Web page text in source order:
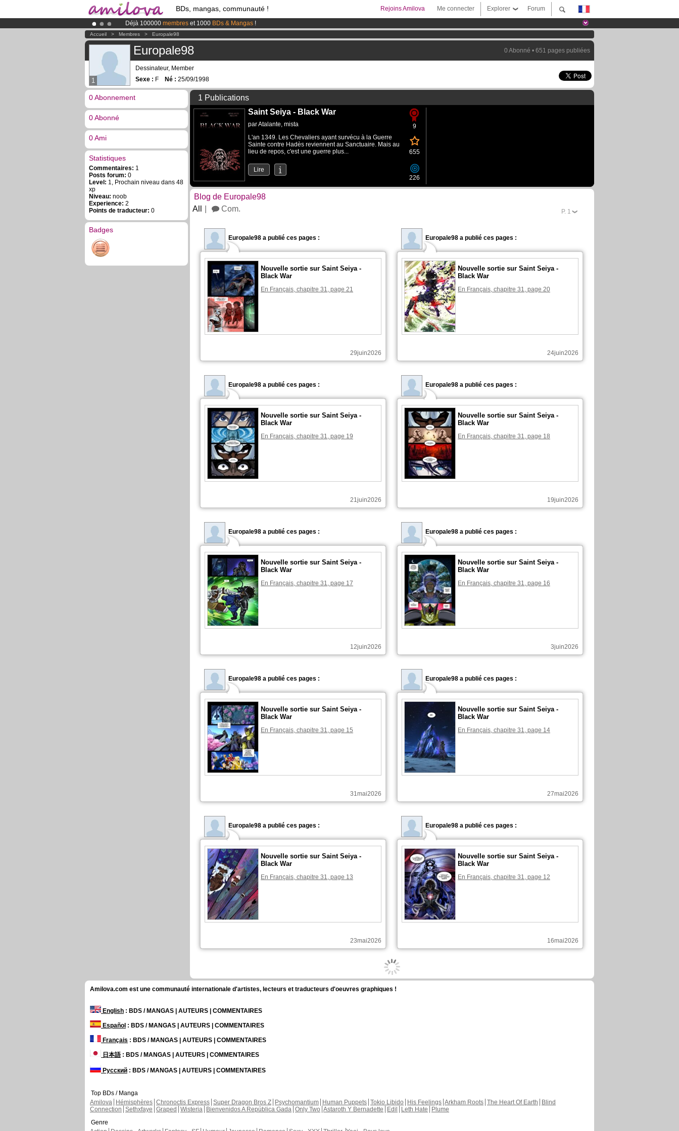
BDs, mangas, communauté ! Forum
Explorer
Me connecter
Rejoins Amilova
Déjà 100000 membres et 1000 BDs & Mangas !
Abonnement premium: à partir de3.95 eurospar mois !Clique ici pour t'abonner
LeKickstarter Amilova est désormais lancé!.
Accueil > Membres > Europale98
0 Abonné • 651 pages publiées
1
Europale98
Dessinateur, Member
Sexe : F Né : 25/09/1998
0 Abonnement
0 Abonné
0 Ami
Statistiques
Commentaires: 1
Posts forum: 0
Level: 1, Prochain niveau dans 48
xp
Niveau: noob
Experience: 2
Points de traducteur: 0
Badges
1 Publications
9
655
226
Saint Seiya - Black War
parAtalante, mista
L'an 1349. Les Chevaliers ayant survécu à la Guerre
Sainte contre Hadès reviennent au Sanctuaire. Mais au
lieu de repos, c'est une guerre plus...
Lire
Blog de Europale98
P. 2
All Com.
Europale98 a publié ces pages :
Nouvelle sortie sur Saint Seiya -
Black War
En Français, chapitre 31, page 21
29juin2026
Europale98 a publié ces pages :
Nouvelle sortie sur Saint Seiya -
Black War
En Français, chapitre 31, page 20
24juin2026
Europale98 a publié ces pages :
Nouvelle sortie sur Saint Seiya -
Black War
En Français, chapitre 31, page 19
21juin2026
Europale98 a publié ces pages :
Nouvelle sortie sur Saint Seiya -
Black War
En Français, chapitre 31, page 18
19juin2026
Europale98 a publié ces pages :
Nouvelle sortie sur Saint Seiya -
Black War
En Français, chapitre 31, page 17
12juin2026
Europale98 a publié ces pages :
Nouvelle sortie sur Saint Seiya -
Black War
En Français, chapitre 31, page 16
3juin2026
Europale98 a publié ces pages :
Nouvelle sortie sur Saint Seiya -
Black War
En Français, chapitre 31, page 15
31mai2026
Europale98 a publié ces pages :
Nouvelle sortie sur Saint Seiya -
Black War
En Français, chapitre 31, page 14
27mai2026
Europale98 a publié ces pages :
Nouvelle sortie sur Saint Seiya -
Black War
En Français, chapitre 31, page 13
23mai2026
Europale98 a publié ces pages :
Nouvelle sortie sur Saint Seiya -
Black War
En Français, chapitre 31, page 12
16mai2026
Black War
En Français, chapitre 31, page 11